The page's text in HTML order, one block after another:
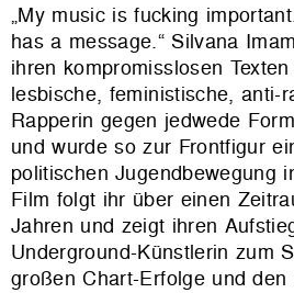
„My music is fucking
has a message.“ Silvana
ihren kompromisslosen
lesbische, feministische, anti-
Rapperin gegen jedwede
und wurde so zur Frontfigur
politischen Jugendbewegung
Film folgt ihr über einen
Jahren und zeigt ihren
Underground-Künstlerin zum
großen Chart-Erfolge und den